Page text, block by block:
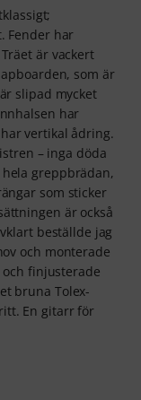
Fender har
är vackert
som är
slipad mycket
har
vertikal ådring.
– inga döda
greppbrädan,
som sticker
är också
beställde jag
och monterade
finjusterade
bruna Tolex-
En gitarr för